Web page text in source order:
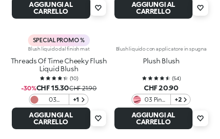
AGGIUNGI AL
CARRELLO
y to
Paint
AGGIUNGI AL
CARRELLO
SPECIAL PROMO %
Blush liquido dal finish mat
Threads Of Time Cheeky Flush
Liquid Blush
(10)
-30%CHF 15.30CHF 21.90
03
Timeless
Mauve
+1
AGGIUNGI AL
CARRELLO
Blush liquido con applicatore in spugna
Plush Blush
(54)
CHF 20.90
03 Pink
Ballerina
+2
AGGIUNGI AL
CARRELLO